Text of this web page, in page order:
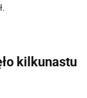
kilkunastu